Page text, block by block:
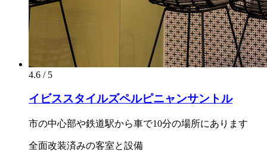
4.6 / 5
イビススタイルズペルピニャンサントル
市の中心部や鉄道駅から車で10分の場所にあります
全面改装済みの客室と設備